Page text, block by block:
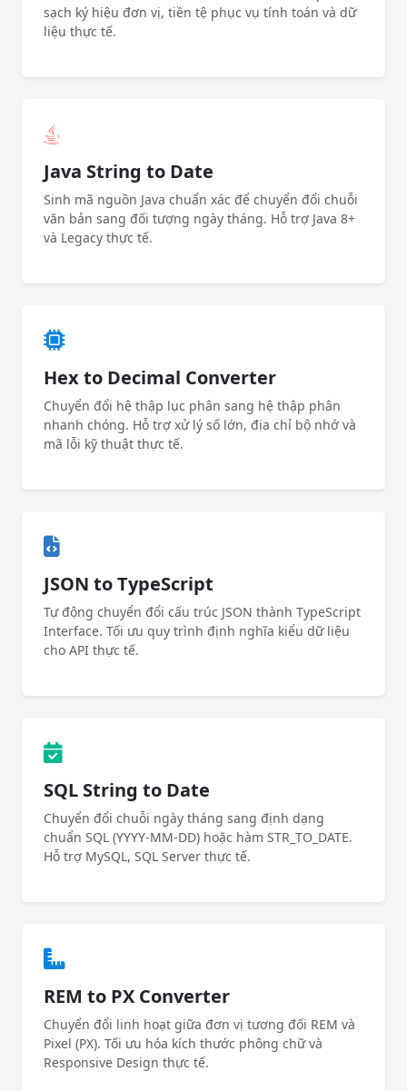
sạch ký hiệu đơn vị, tiền tệ phục vụ tính toán và dữ
liệu thực tế.
Java String to Date
Sinh mã nguồn Java chuẩn xác để chuyển đổi chuỗi
văn bản sang đối tượng ngày tháng. Hỗ trợ Java 8+
và Legacy thực tế.
Hex to Decimal Converter
Chuyển đổi hệ thập lục phân sang hệ thập phân
nhanh chóng. Hỗ trợ xử lý số lớn, địa chỉ bộ nhớ và
mã lỗi kỹ thuật thực tế.
JSON to TypeScript
Tự động chuyển đổi cấu trúc JSON thành TypeScript
Interface. Tối ưu quy trình định nghĩa kiểu dữ liệu
cho API thực tế.
SQL String to Date
Chuyển đổi chuỗi ngày tháng sang định dạng
chuẩn SQL (YYYY-MM-DD) hoặc hàm STR_TO_DATE.
Hỗ trợ MySQL, SQL Server thực tế.
REM to PX Converter
Chuyển đổi linh hoạt giữa đơn vị tương đối REM và
Pixel (PX). Tối ưu hóa kích thước phông chữ và
Responsive Design thực tế.